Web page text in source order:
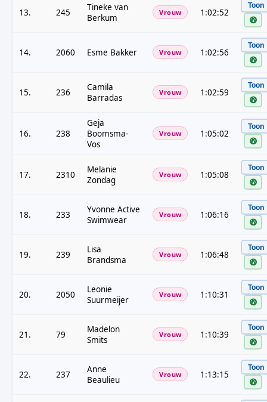
13. 245
Tineke van
Berkum
Vrouw 1:02:52
Toon
14. 2060 Esme Bakker Vrouw 1:02:56
Toon
15. 236
Camila
Barradas
Vrouw 1:02:59
Toon
16. 238
Geja
Boomsma-
Vos
Vrouw 1:05:02
Toon
17. 2310
Melanie
Zondag
Vrouw 1:05:08
Toon
18. 233
Yvonne Active
Swimwear
Vrouw 1:06:16
Toon
19. 239
Lisa
Brandsma
Vrouw 1:06:48
Toon
20. 2050
Leonie
Suurmeijer
Vrouw 1:10:31
Toon
21. 79
Madelon
Smits
Vrouw 1:10:39
Toon
22. 237
Anne
Beaulieu
Vrouw 1:13:15
Toon